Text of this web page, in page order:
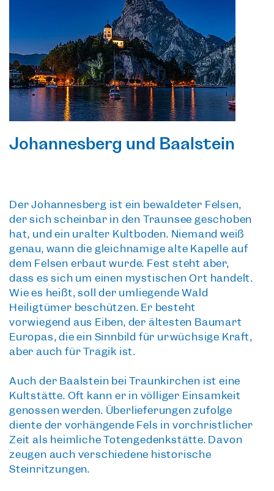
Johannesberg und Baalstein
DerJohannesberg ist ein bewaldeter Felsen,
der sich scheinbar in den Traunsee geschoben
hat, und ein uralter Kultboden. Niemand weiß
genau, wann die gleichnamige alte Kapelle auf
dem Felsen erbaut wurde. Fest steht aber,
dass es sich um einen mystischen Ort handelt.
Wie es heißt, soll der umliegende Wald
Heiligtümer beschützen. Er besteht
vorwiegend aus Eiben, der ältesten Baumart
Europas, die ein Sinnbild für urwüchsige Kraft,
aber auch für Tragik ist.
Auch der Baalstein bei Traunkirchen ist eine
Kultstätte. Oft kann er in völliger Einsamkeit
genossen werden. Überlieferungen zufolge
diente der vorhängende Fels in vorchristlicher
Zeit als heimliche Totengedenkstätte. Davon
zeugen auch verschiedene historische
Steinritzungen.